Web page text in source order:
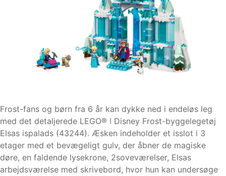
Frost-fans og børn fra 6 år kan dykke ned i endeløs leg
med det detaljerede LEGO® ǀ Disney Frost-byggelegetøj
Elsas ispalads (43244). Æsken indeholder et isslot i 3
etager med et bevægeligt gulv, der åbner de magiske
døre, en faldende lysekrone, 2soveværelser, Elsas
arbejdsværelse med skrivebord, hvor hun kan undersøge